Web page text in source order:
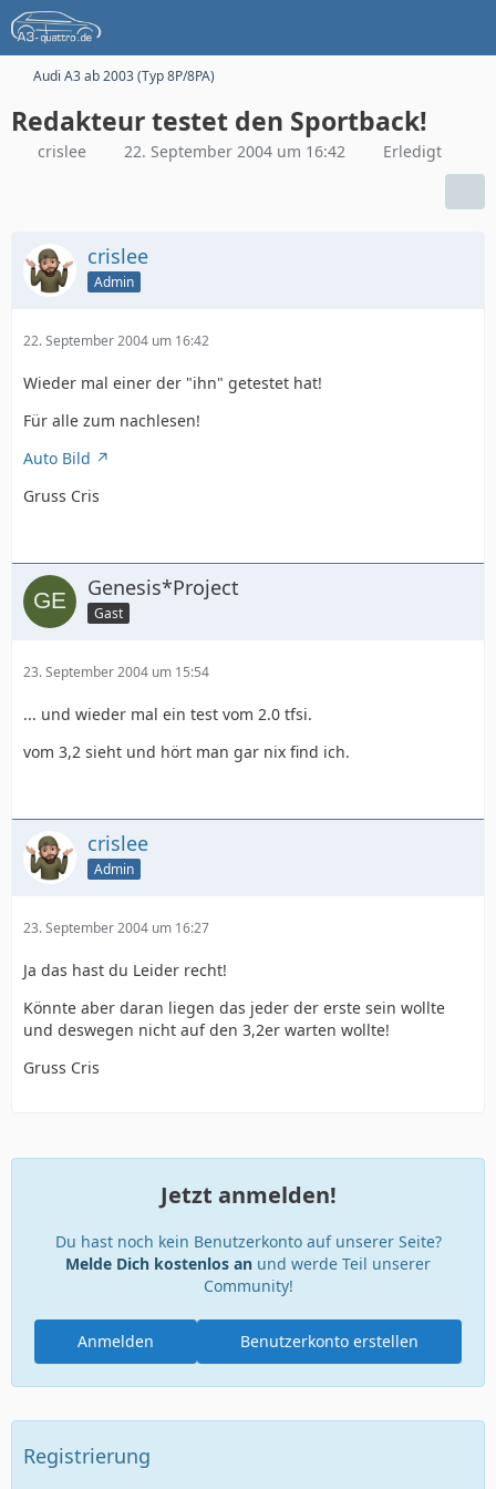
Audi A3 ab 2003 (Typ 8P/8PA)
Redakteur testet den Sportback!
crislee 22. September 2004 um 16:42 Erledigt
crislee
Admin
22. September 2004 um 16:42
Wieder mal einer der "ihn" getestet hat!
Für alle zum nachlesen!
Auto Bild
Gruss Cris
Genesis*Project
Gast
23. September 2004 um 15:54
... und wieder mal ein test vom 2.0 tfsi.
vom 3,2 sieht und hört man gar nix find ich.
crislee
Admin
23. September 2004 um 16:27
Ja das hast du Leider recht!
Könnte aber daran liegen das jeder der erste sein wollte
und deswegen nicht auf den 3,2er warten wollte!
Gruss Cris
Jetzt anmelden!
Du hast noch kein Benutzerkonto auf unserer Seite?
Melde Dich kostenlos an und werde Teil unserer
Community!
Benutzerkonto erstellen
Anmelden
Registrierung